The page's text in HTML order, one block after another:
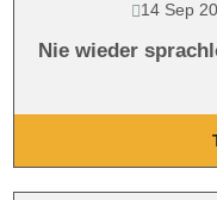
14 Sep
Nie wieder